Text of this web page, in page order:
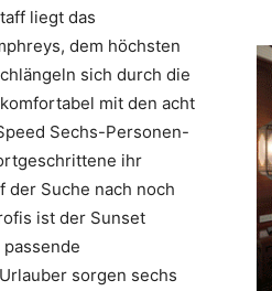
liegt das
dem höchsten
sich durch die
mit den acht
Sechs-Personen-
ihr
der Suche nach noch
ist der Sunset
sorgen sechs